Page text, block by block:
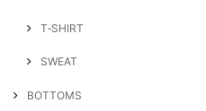
T‐SHIRT
SWEAT
BOTTOMS